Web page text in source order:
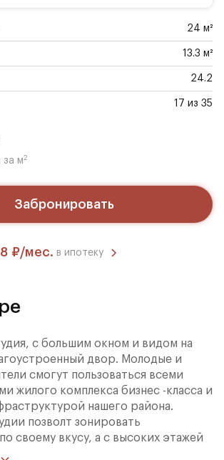
24 м²
13.3 м²
24.2
17 из 35
м2
Забронировать
₽/мес. в ипотеку
с большим окном и видом на
двор. Молодые и
смогут пользоваться всеми
жилого комплекса бизнес -класса и
нашего района.
позволт зонировать
своему вкусу, а с высоких этажей
вид на канал им.